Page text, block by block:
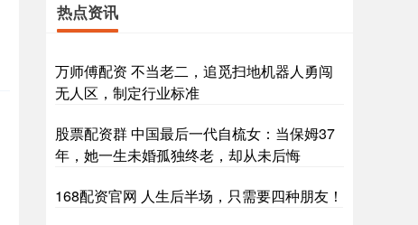
热点资讯
万师傅配资 不当老二，追觅扫地机器人勇闯
无人区，制定行业标准
股票配资群 中国最后一代自梳女：当保姆37
年，她一生未婚孤独终老，却从未后悔
168配资官网 人生后半场，只需要四种朋友！